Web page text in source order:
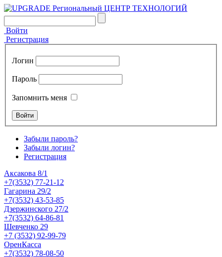
Войти
Регистрация
Логин
Пароль
Запомнить меня
Забыли пароль?
Забыли логин?
Регистрация
Аксакова 8/1
+7(3532) 77-21-12
Гагарина 29/2
+7(3532) 43-53-85
Дзержинского 27/2
+7(3532) 64-86-81
Шевченко 29
+7 (3532) 92-99-79
ОренКасса
+7(3532) 78-08-50